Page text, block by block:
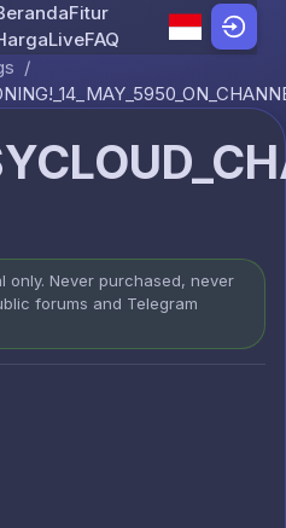
Skip to content
Fitur
LiveFAQ
/
only. Never purchased, never
forums and Telegram